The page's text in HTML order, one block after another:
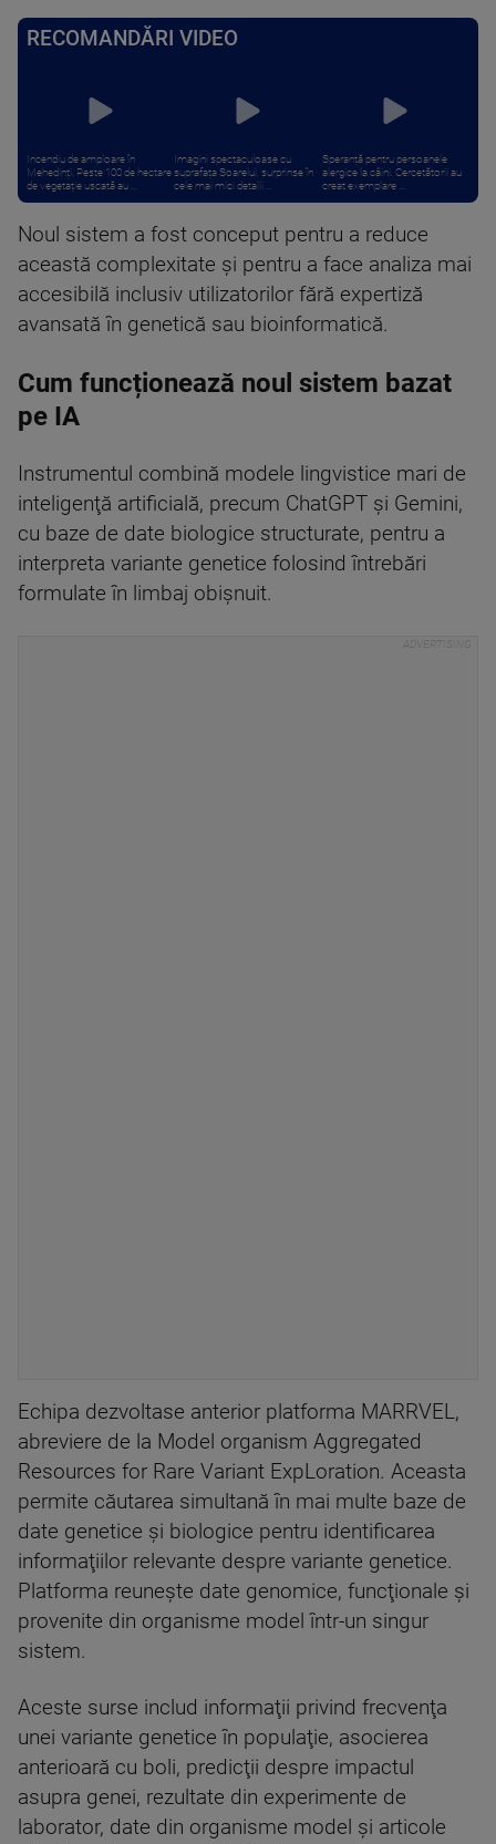
RECOMANDĂRI VIDEO
Incendiu de amploare în
Mehedinți. Peste 100 de hectare
de vegetație uscată au ...
Imagini spectaculoase cu
suprafața Soarelui, surprinse în
cele mai mici detalii ...
Speranță pentru persoanele
alergice la câini. Cercetătorii au
creat exemplare ...
Noul sistem a fost conceput pentru a reduce
această complexitate şi pentru a face analiza mai
accesibilă inclusiv utilizatorilor fără expertiză
avansată în genetică sau bioinformatică.
Cum funcționează noul sistem bazat
pe IA
Instrumentul combină modele lingvistice mari de
inteligenţă artificială, precum ChatGPT şi Gemini,
cu baze de date biologice structurate, pentru a
interpreta variante genetice folosind întrebări
formulate în limbaj obişnuit.
Echipa dezvoltase anterior platforma MARRVEL,
abreviere de la Model organism Aggregated
Resources for Rare Variant ExpLoration. Aceasta
permite căutarea simultană în mai multe baze de
date genetice şi biologice pentru identificarea
informaţiilor relevante despre variante genetice.
Platforma reuneşte date genomice, funcţionale şi
provenite din organisme model într-un singur
sistem.
Aceste surse includ informaţii privind frecvenţa
unei variante genetice în populaţie, asocierea
anterioară cu boli, predicţii despre impactul
asupra genei, rezultate din experimente de
laborator, date din organisme model şi articole